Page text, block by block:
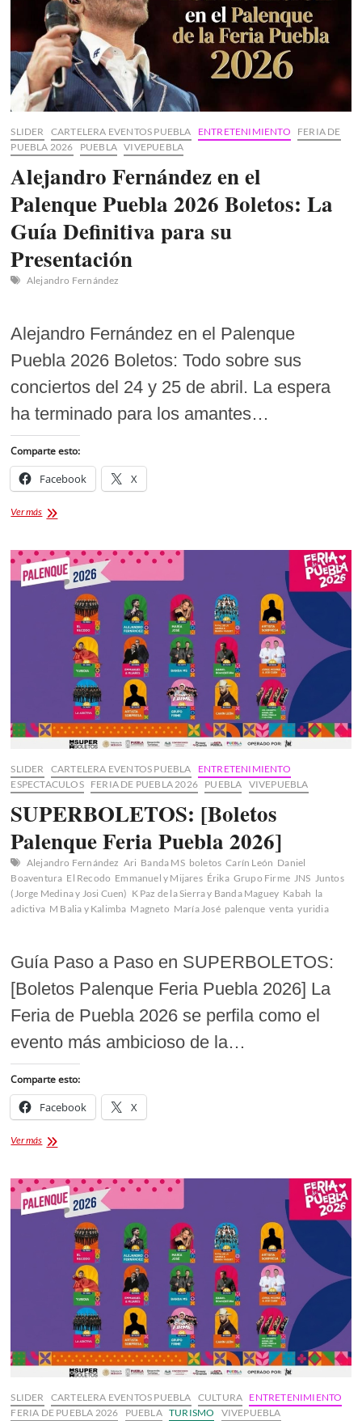
SLIDER CARTELERA EVENTOS PUEBLA ENTRETENIMIENTO
FERIA DE
PUEBLA 2026
PUEBLA VIVEPUEBLA
Alejandro Fernández en el
Palenque Puebla 2026 Boletos: La
Guía Definitiva para su
Presentación
Alejandro Fernández
Alejandro Fernández en el Palenque
Puebla 2026 Boletos: Todo sobre sus
conciertos del 24 y 25 de abril. La espera
ha terminado para los amantes…
Comparte esto:
Facebook X
Ver másAlejandro
el
Palenque
Puebla
Definitiva
Presentación
SLIDER CARTELERA EVENTOS PUEBLA
ENTRETENIMIENTO
ESPECTACULOS
FERIA DE PUEBLA 2026 PUEBLA VIVEPUEBLA
SUPERBOLETOS: [Boletos
Palenque Feria Puebla 2026]
Alejandro Fernández Ari Banda MS boletos Carín León Daniel
Boaventura El Recodo Emmanuel y Mijares Érika Grupo Firme JNS Juntos
(Jorge Medina y Josi Cuen) K Paz de la Sierra y Banda Maguey Kabah la
adictiva M Balia y Kalimba Magneto María José palenque venta yuridia
Guía Paso a Paso en SUPERBOLETOS:
[Boletos Palenque Feria Puebla 2026] La
Feria de Puebla 2026 se perfila como el
evento más ambicioso de la…
Comparte esto:
Facebook X
Ver másSUPERBOLETOS:
Feria
Puebla
2026]
SLIDER CARTELERA EVENTOS PUEBLA CULTURA ENTRETENIMIENTO
FERIA DE PUEBLA 2026
PUEBLA TURISMO VIVEPUEBLA